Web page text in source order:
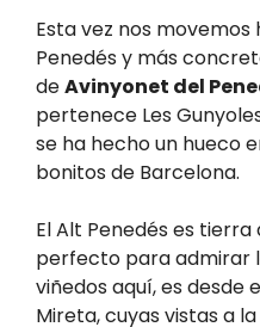
Esta vez nos
Penedés y más
deAvinyonet del
pertenece Les
se ha hecho un hueco
bonitos de Barcelona.
El Alt Penedés es tierra
perfecto para admirar
viñedos aquí, es desde
Mireta, cuyas vistas a